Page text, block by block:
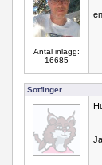
Antal inlägg:
16685
Sotfinger